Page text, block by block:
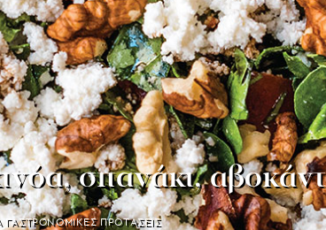
σπανάκι,
ΓΑΣΤΡΟΝΟΜΙΚΕΣ ΠΡΟΤΑΣΕΙΣ